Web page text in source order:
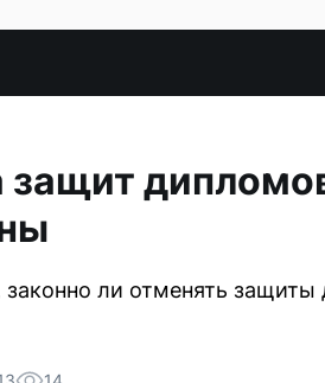
законно ли отменять